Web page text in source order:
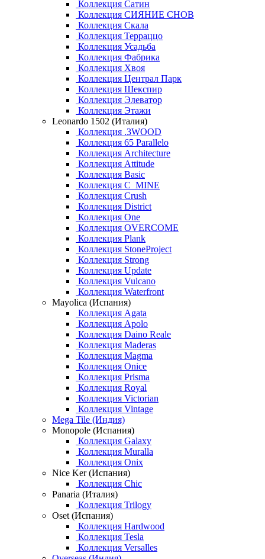
Коллекция Сатин
Коллекция СИЯНИЕ СНОВ
Коллекция Скала
Коллекция Терраццо
Коллекция Усадьба
Коллекция Фабрика
Коллекция Хвоя
Коллекция Централ Парк
Коллекция Шекспир
Коллекция Элеватор
Коллекция Этажи
Leonardo 1502 (Италия)
Коллекция .3WOOD
Коллекция 65 Parallelo
Коллекция Architecture
Коллекция Attitude
Коллекция Basic
Коллекция C_MINE
Коллекция Crush
Коллекция District
Коллекция One
Коллекция OVERCOME
Коллекция Plank
Коллекция StoneProject
Коллекция Strong
Коллекция Update
Коллекция Vulcano
Коллекция Waterfront
Mayolica (Испания)
Коллекция Agata
Коллекция Apolo
Коллекция Daino Reale
Коллекция Maderas
Коллекция Magma
Коллекция Onice
Коллекция Prisma
Коллекция Royal
Коллекция Victorian
Коллекция Vintage
Mega Tile (Индия)
Monopole (Испания)
Коллекция Galaxy
Коллекция Muralla
Коллекция Onix
Nice Ker (Испания)
Коллекция Chic
Panaria (Италия)
Коллекция Trilogy
Oset (Испания)
Коллекция Hardwood
Коллекция Tesla
Коллекция Versalles